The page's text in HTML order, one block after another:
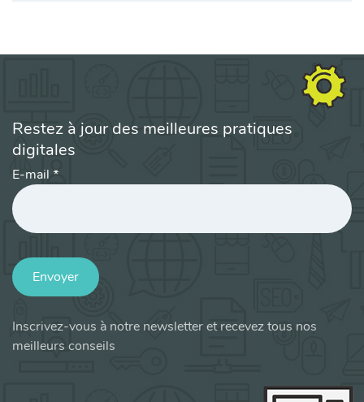
Restez à jour des meilleures pratiques
digitales
E-mail *
Envoyer
Inscrivez-vous à notre newsletter et recevez tous nos
meilleurs conseils